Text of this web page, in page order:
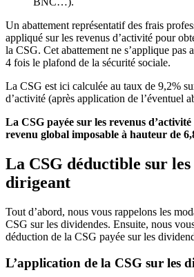
Un abattement représentatif des frais
appliqué sur les revenus d’activité pour
la CSG. Cet abattement ne s’applique pas
4 fois le plafond de la sécurité sociale.
La CSG est ici calculée au taux de 9,2%
d’activité (après application de l’éventuel
La CSG payée sur les revenus
revenu global imposable à hauteur de
La CSG déductible sur
dirigeant
Tout d’abord, nous vous rappelons les
CSG sur les dividendes. Ensuite, nous
déduction de la CSG payée sur les
L’application de la CSG sur les